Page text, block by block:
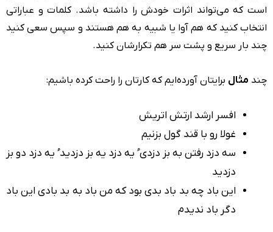
است که می‌تواند اثرات خودش را داشته باشد. کلمات و عباراتی
انتخاب کنید که هم آوا یا شبیه به هم هستند و سپس سعی کنید
چند بار سریع و پشت سر هم تکرارشان کنید.
چند مثال برایتان آورده‌ایم که کارتان را راحت کرده باشیم:
افسر ارشد ارتش اتریش
غولا رو با قند گول بزنیم
سه دزد رفتن به بز دزدی ُ یه دزد یه بز دزدید ُ یه دزد دو بز
دزدید
این باد چه بد باد بدی بود که من باد به بد بادی این باد
دگر باد ندیدم